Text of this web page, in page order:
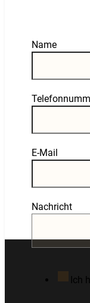
Name
E-Mail
Nachricht
Ich
Guardian